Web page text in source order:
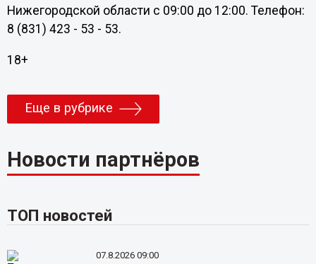
Нижегородской области с 09:00 до 12:00. Телефон:
8 (831) 423 - 53 - 53.
18+
Еще в рубрике
Новости партнёров
ТОП новостей
07.8.2026 09:00